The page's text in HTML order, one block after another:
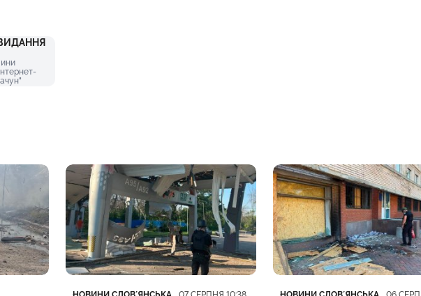
Категорія
Дата публікації Категорія
Дата публікації